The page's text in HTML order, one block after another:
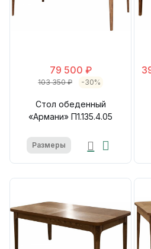
79 500 ₽
103 350 ₽ -30%
Стол обеденный
«Армани» П1.135.4.05
Размеры